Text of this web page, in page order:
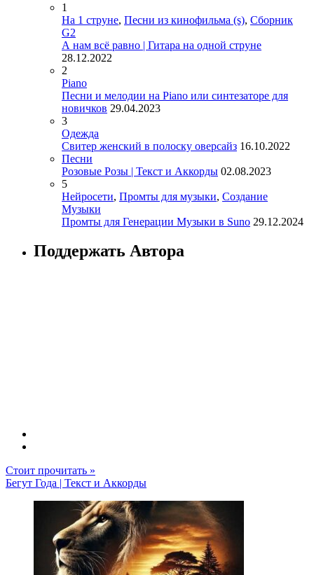
1
На 1 струне, Песни из кинофильма (s), Сборник
G2
А нам всё равно | Гитара на одной струне
28.12.2022
2
Piano
Песни и мелодии на Piano или синтезаторе для
новичков 29.04.2023
3
Одежда
Свитер женский в полоску оверсайз 16.10.2022
Песни
Розовые Розы | Текст и Аккорды 02.08.2023
5
Нейросети, Промты для музыки, Создание
Музыки
Промты для Генерации Музыки в Suno 29.12.2024
Поддержать Автора
Стоит прочитать »
Бегут Года | Текст и Аккорды